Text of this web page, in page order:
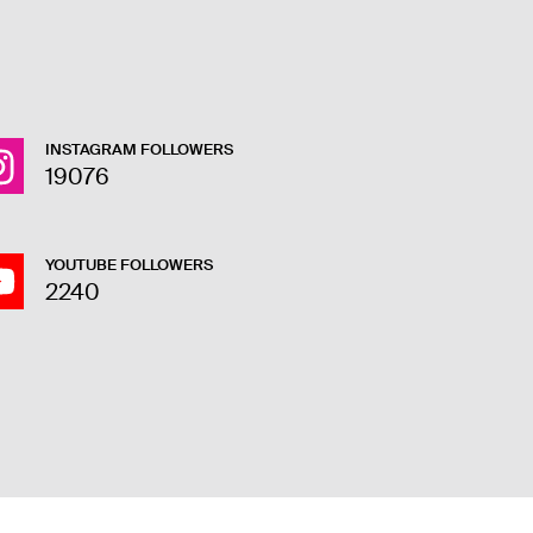
INSTAGRAM FOLLOWERS
19076
YOUTUBE FOLLOWERS
2240